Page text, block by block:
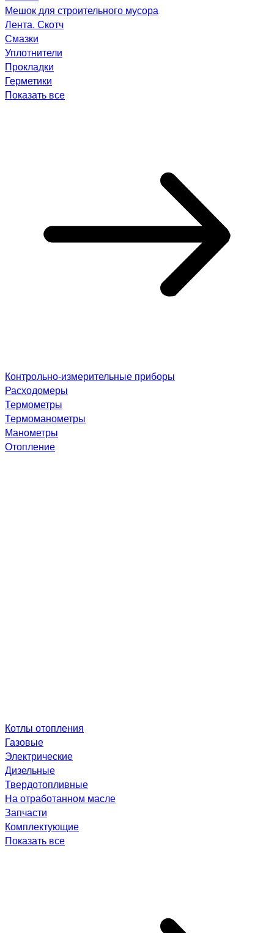
Мешок для строительного мусора
Лента. Скотч
Смазки
Уплотнители
Прокладки
Герметики
Показать все
Контрольно-измерительные приборы
Расходомеры
Термометры
Термоманометры
Манометры
Отопление
Котлы отопления
Газовые
Электрические
Дизельные
Твердотопливные
На отработанном масле
Запчасти
Комплектующие
Показать все